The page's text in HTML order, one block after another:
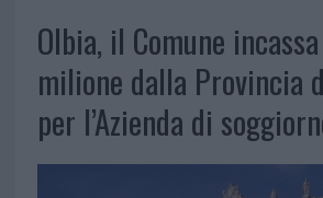
Olbia, il Comune
milione dalla Provincia
per l’Azienda di